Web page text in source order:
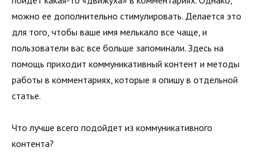
можно ее дополнительно стимулировать. Делается это
для того, чтобы ваше имя мелькало все чаще, и
пользователи вас все больше запоминали. Здесь на
помощь приходит коммуникативный контент и методы
работы в комментариях, которые я опишу в отдельной
статье.
Что лучше всего подойдет из коммуникативного
контента?